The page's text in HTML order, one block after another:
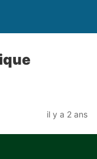
il y a 2 ans